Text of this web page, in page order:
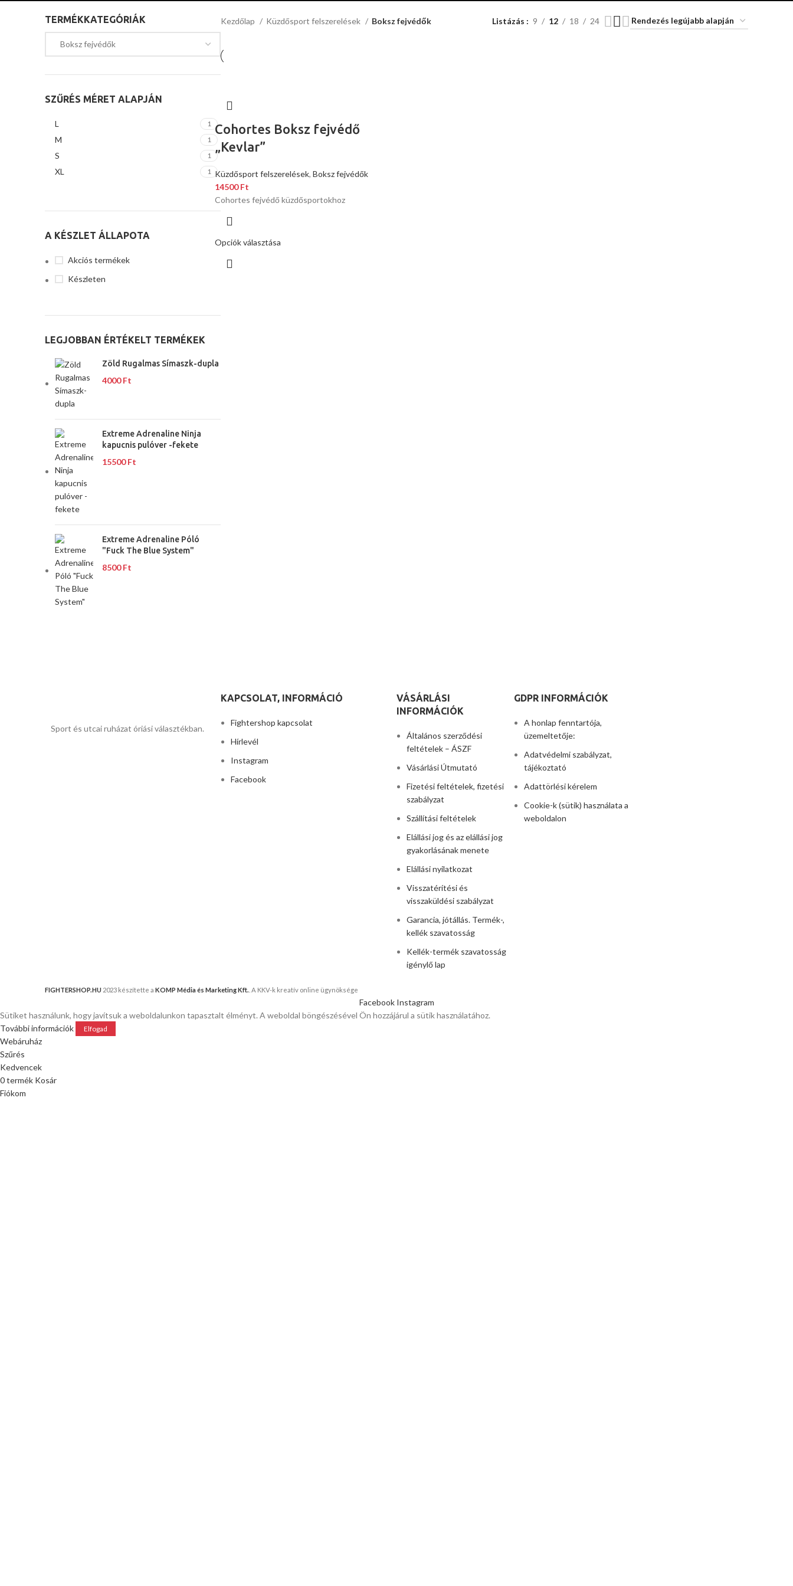
TERMÉKKATEGÓRIÁK
SZŰRÉS MÉRET ALAPJÁN
L 1
M 1
S 1
XL 1
A KÉSZLET ÁLLAPOTA
Akciós termékek
Készleten
LEGJOBBAN ÉRTÉKELT TERMÉKEK
Zöld Rugalmas Símaszk-dupla
4000Ft
Extreme Adrenaline Ninja
kapucnis pulóver -fekete
15500Ft
Extreme Adrenaline Póló
"Fuck The Blue System"
8500Ft
Kezdőlap Küzdősport felszerelések Boksz fejvédők Listázás 9 12 18 24
Cohortes Boksz fejvédő
„Kevlar”
Küzdősport felszerelések, Boksz fejvédők
14500Ft
Cohortes fejvédő küzdősportokhoz
Opciók választása
Sport és utcai ruházat óriási választékban.
KAPCSOLAT, INFORMÁCIÓ
Fightershop kapcsolat
Hírlevél
Instagram
Facebook
VÁSÁRLÁSI
INFORMÁCIÓK
Általános szerződési
feltételek – ÁSZF
Vásárlási Útmutató
Fizetési feltételek, fizetési
szabályzat
Szállítási feltételek
Elállási jog és az elállási jog
gyakorlásának menete
Elállási nyilatkozat
Visszatérítési és
visszaküldési szabályzat
Garancia, jótállás. Termék-,
kellék szavatosság
Kellék-termék szavatosság
igénylő lap
GDPR INFORMÁCIÓK
A honlap fenntartója,
üzemeltetője:
Adatvédelmi szabályzat,
tájékoztató
Adattörlési kérelem
Cookie-k (sütik) használata a
weboldalon
FIGHTERSHOP.HU 2023 készítette a KOMP Média és Marketing Kft. . A KKV-k kreatív online ügynöksége
Facebook Instagram
Sütiket használunk, hogy javítsuk a weboldalunkon tapasztalt élményt. A weboldal böngészésével Ön hozzájárul a sütik használatához.
További információk
Elfogad
Webáruház
Szűrés
Kedvencek
0termék Kosár
Fiókom